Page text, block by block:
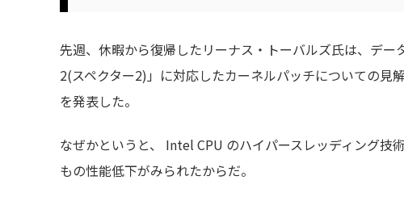
先週、休暇から復帰したリーナス・トーバルズ氏は、デ
2(スペクター2)」に対応したカーネルパッチについての見
を発表した。
なぜかというと、 Intel CPU のハイパースレッディング技
もの性能低下がみられたからだ。